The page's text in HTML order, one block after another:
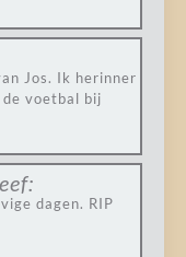
Jos. Ik herinner
de voetbal bij
dagen. RIP